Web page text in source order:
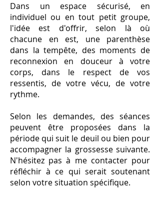
Dans un espace sécurisé, en
individuel ou en tout petit groupe,
l'idée est d'offrir, selon là où
chacune en est, une parenthèse
dans la tempête, des moments de
reconnexion en douceur à votre
corps, dans le respect de vos
ressentis, de votre vécu, de votre
rythme.
Selon les demandes, des séances
peuvent être proposées dans la
période qui suit le deuil ou bien pour
accompagner la grossesse suivante.
N'hésitez pas à me contacter pour
réfléchir à ce qui serait soutenant
selon votre situation spécifique.